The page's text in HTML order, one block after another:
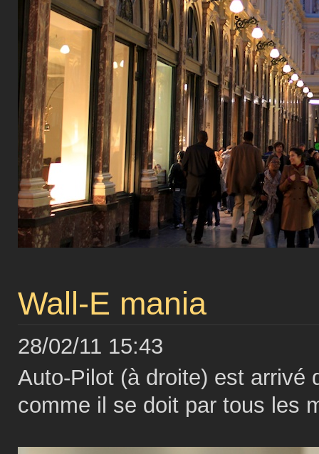
Wall-E mania
28/02/11 15:43
Auto-Pilot (à droite) est arrivé
comme il se doit par tous les